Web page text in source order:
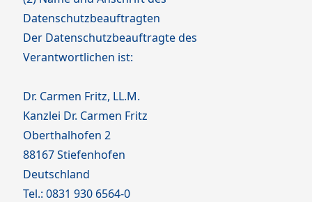
Datenschutzbeauftragten
Der Datenschutzbeauftragte des
Verantwortlichen ist:
Dr. Carmen Fritz, LL.M.
Kanzlei Dr. Carmen Fritz
Oberthalhofen 2
88167 Stiefenhofen
Deutschland
Tel.: 0831 930 6564-0